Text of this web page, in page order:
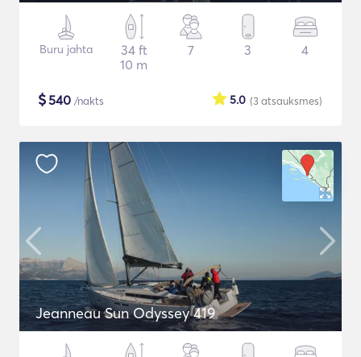
Buru jahta
34 ft
10 m
7 3 4
$540 /nakts (3atsauksmes)
5.0
Jeanneau Sun Odyssey 419